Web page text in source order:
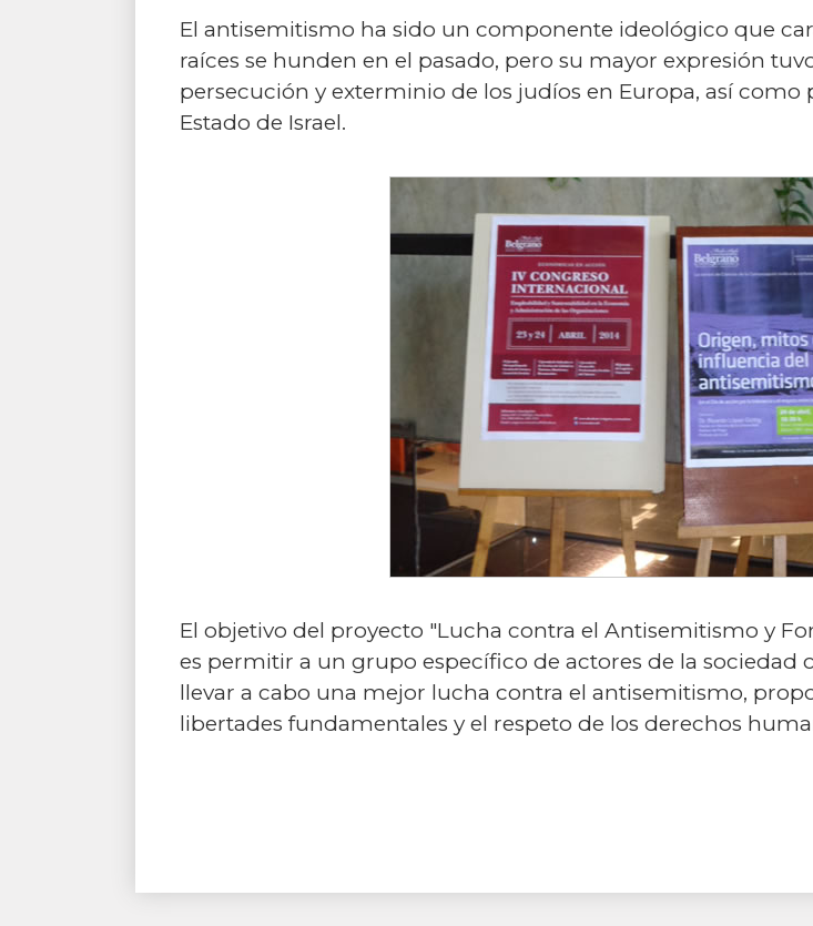
El antisemitismo ha sido un componente ideológico que
raíces se hunden en el pasado, pero su mayor expresión
persecución y exterminio de los judíos en Europa, así como
Estado de Israel.
El objetivo del proyecto "Lucha contra el Antisemitismo y
es permitir a un grupo específico de actores de la sociedad
llevar a cabo una mejor lucha contra el antisemitismo,
libertades fundamentales y el respeto de los derechos